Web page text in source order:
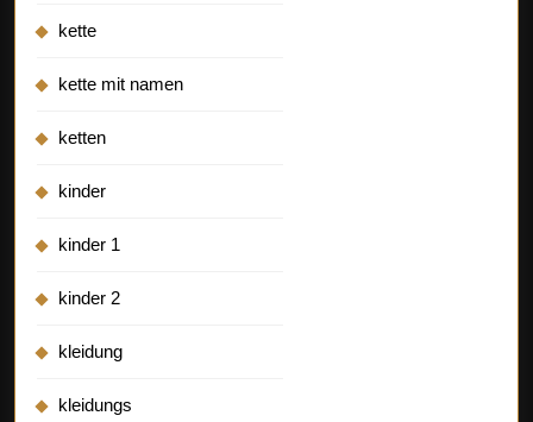
kette
kette mit namen
ketten
kinder
kinder 1
kinder 2
kleidung
kleidungs